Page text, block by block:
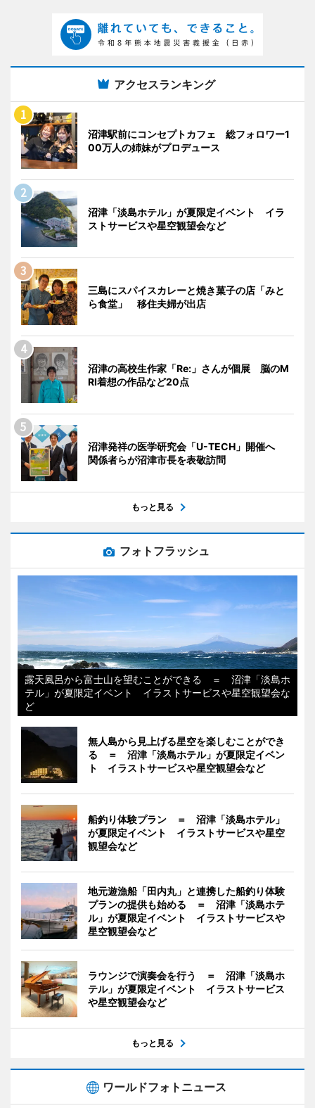
アクセスランキング
沼津駅前にコンセプトカフェ 総フォロワー1
00万人の姉妹がプロデュース
沼津「淡島ホテル」が夏限定イベント イラ
ストサービスや星空観望会など
三島にスパイスカレーと焼き菓子の店「みと
ら食堂」 移住夫婦が出店
沼津の高校生作家「Re:」さんが個展 脳のM
RI着想の作品など20点
沼津発祥の医学研究会「U-TECH」開催へ
関係者らが沼津市長を表敬訪問
もっと見る
フォトフラッシュ
露天風呂から富士山を望むことができる ＝ 沼津「淡島ホ
テル」が夏限定イベント イラストサービスや星空観望会な
ど
無人島から見上げる星空を楽しむことができ
る ＝ 沼津「淡島ホテル」が夏限定イベン
ト イラストサービスや星空観望会など
船釣り体験プラン ＝ 沼津「淡島ホテル」
が夏限定イベント イラストサービスや星空
観望会など
地元遊漁船「田内丸」と連携した船釣り体験
プランの提供も始める ＝ 沼津「淡島ホテ
ル」が夏限定イベント イラストサービスや
星空観望会など
ラウンジで演奏会を行う ＝ 沼津「淡島ホ
テル」が夏限定イベント イラストサービス
や星空観望会など
もっと見る
ワールドフォトニュース